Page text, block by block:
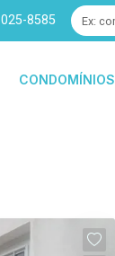
8585
CONDOMÍNIOS